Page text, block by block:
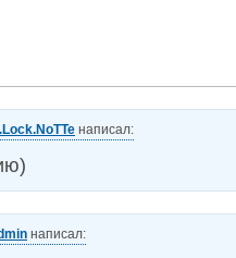
написал:
написал: